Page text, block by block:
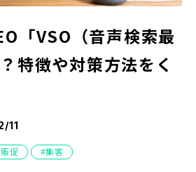
合わせ
「VSO（音声検索最
特徴や対策方法をく
11
販促 集客